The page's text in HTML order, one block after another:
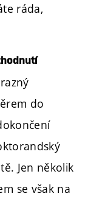
ráda,
do
Jen několik
se však na